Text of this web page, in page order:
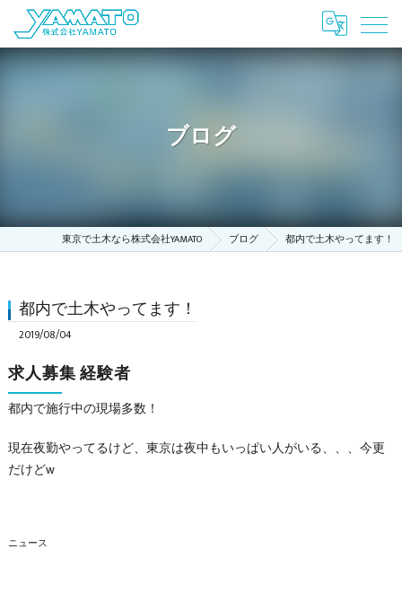
ブログ
東京で土木なら株式会社YAMATO ブログ 都内で土木やってます！
都内で土木やってます！
2019/08/04
都内で施行中の現場多数！
求人募集 経験者
現在夜勤やってるけど、東京は夜中もいっぱい人がいる、、、今更
だけどw
ニュース